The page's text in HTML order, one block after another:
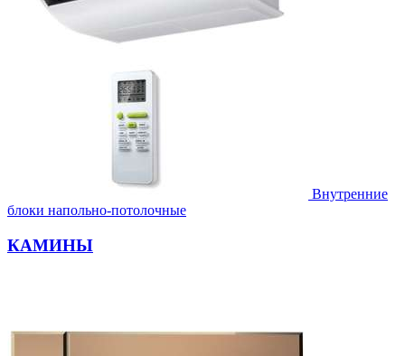
Внутренние
блоки напольно-потолочные
КАМИНЫ